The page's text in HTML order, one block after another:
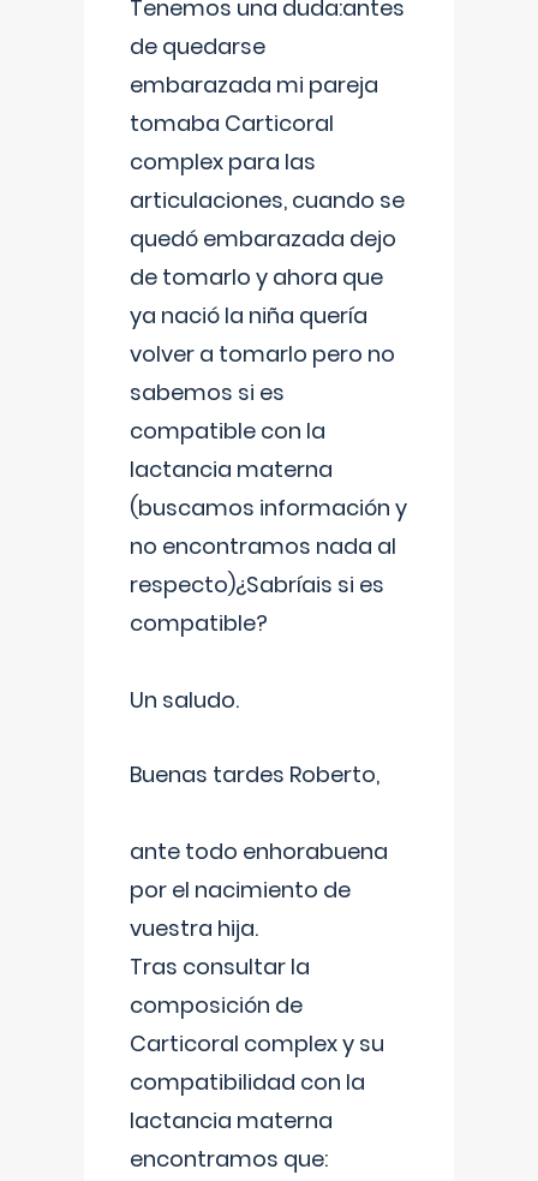
Tenemos una duda:antes
de quedarse
embarazada mi pareja
tomaba Carticoral
complex para las
articulaciones, cuando se
quedó embarazada dejo
de tomarlo y ahora que
ya nació la niña quería
volver a tomarlo pero no
sabemos si es
compatible con la
lactancia materna
(buscamos información y
no encontramos nada al
respecto)¿Sabríais si es
compatible?
Un saludo.
Buenas tardes Roberto,
ante todo enhorabuena
por el nacimiento de
vuestra hija.
Tras consultar la
composición de
Carticoral complex y su
compatibilidad con la
lactancia materna
encontramos que: